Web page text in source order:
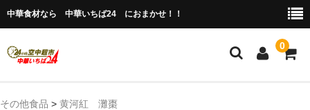
中華食材なら 中華いちば24 におまかせ！！
0
ホーム
その他食品 > 黄河紅 灘棗